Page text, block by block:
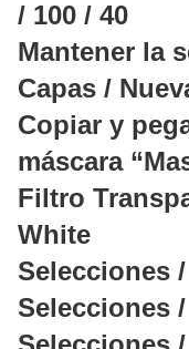
/ 100 / 40
Mantener la
Capas /
Copiar y
máscara
Filtro
White
Selecciones
Selecciones